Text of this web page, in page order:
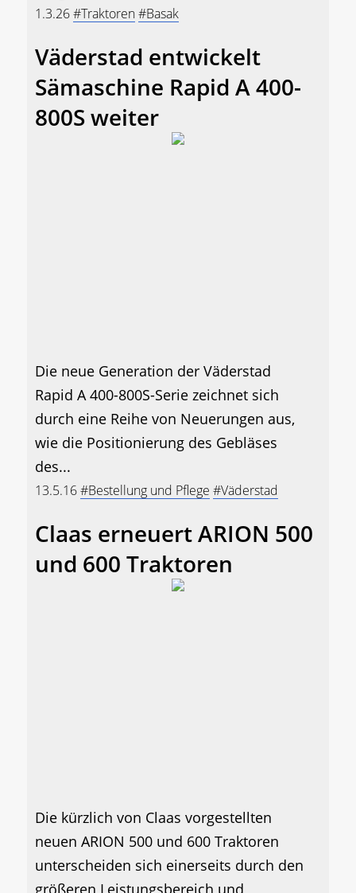
1.3.26#Traktoren#Basak
Väderstad entwickelt
Sämaschine Rapid A 400-
800S weiter
Die neue Generation der Väderstad
Rapid A 400-800S-Serie zeichnet sich
durch eine Reihe von Neuerungen aus,
wie die Positionierung des Gebläses
des...
13.5.16#Bestellung und Pflege #Väderstad
Claas erneuert ARION 500
und 600 Traktoren
Die kürzlich von Claas vorgestellten
neuen ARION 500 und 600 Traktoren
unterscheiden sich einerseits durch den
größeren Leistungsbereich und